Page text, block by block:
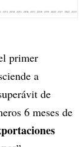
primer
a
de
6 meses de